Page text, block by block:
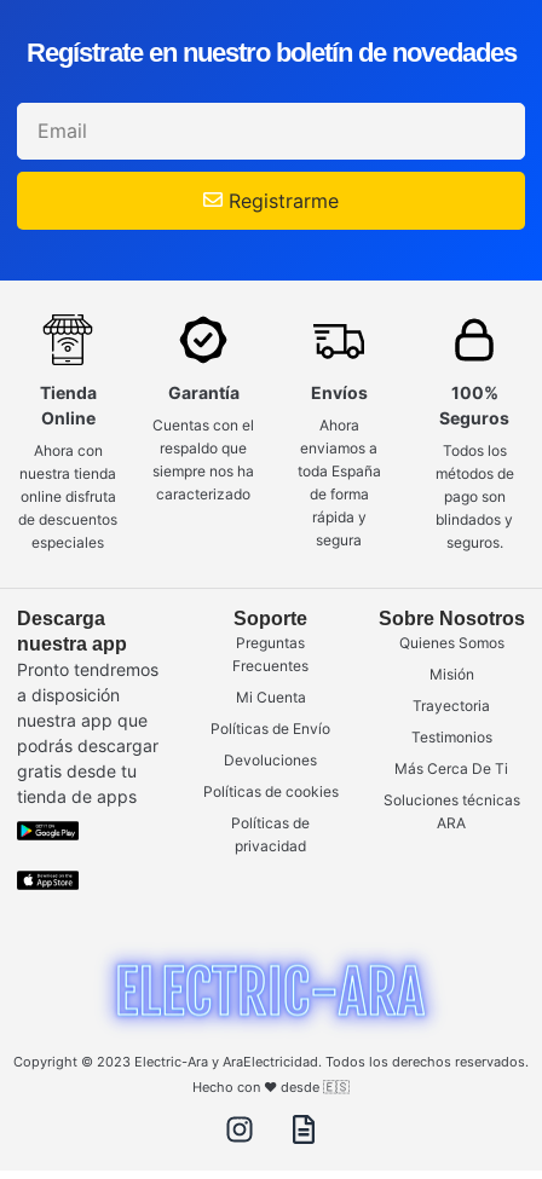
Regístrate en nuestro boletín de novedades
Registrarme
Tienda
Online
Ahora con
nuestra tienda
online disfruta
de descuentos
especiales
Garantía
Cuentas con el
respaldo que
siempre nos ha
caracterizado
Envíos
Ahora
enviamos a
toda España
de forma
rápida y
segura
100%
Seguros
Todos los
métodos de
pago son
blindados y
seguros.
Descarga
nuestra app
Pronto tendremos
a disposición
nuestra app que
podrás descargar
gratis desde tu
tienda de apps
Soporte
Preguntas
Frecuentes
Mi Cuenta
Políticas de Envío
Devoluciones
Políticas de cookies
Políticas de
privacidad
Sobre Nosotros
Quienes Somos
Misión
Trayectoria
Testimonios
Más Cerca De Ti
Soluciones técnicas
ARA
Copyright © 2023 Electric-Ara y AraElectricidad. Todos los derechos reservados.
Hecho con ❤️ desde 🇪🇸